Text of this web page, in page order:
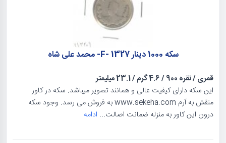
سکه 1000 دینار 1327 -F- محمد علی شاه
قمری/نقره 900 /4.6 گرم /23.1 میلیمتر
این سکه دارای کیفیت عالی و همانند تصویر میباشد. سکه در کاور
منقش به آرم www.sekeha.com به فروش می رسد. وجود سکه
درون این کاور به منزله ضمانت اصالت... ادامه